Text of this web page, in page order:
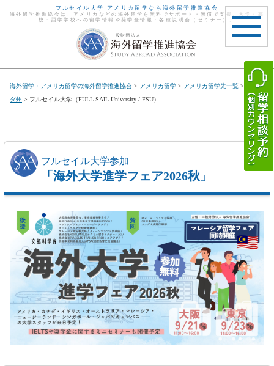
toggle
フルセイル大学 アメリカ留学なら海外留学推進協会
海外留学推進協会は、アメリカなどの海外留学を無料でサポート・無償で支援。大学・高
校・語学学校への留学情報や奨学金情報・各種説明会（セミナー）。
海外留学・アメリカ留学の海外留学推進協会 > アメリカ留学 > アメリカ留学先一覧 >
フロリ
ダ州 > フルセイル大学（FULL SAIL University / FSU）
フルセイル大学参加
「海外大学進学フェア2026秋」